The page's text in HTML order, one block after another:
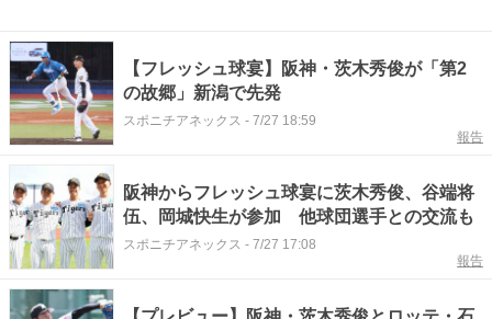
【フレッシュ球宴】阪神・茨木秀俊が「第2
の故郷」新潟で先発
スポニチアネックス - 7/27 18:59
報告
阪神からフレッシュ球宴に茨木秀俊、谷端将
伍、岡城快生が参加 他球団選手との交流も
スポニチアネックス - 7/27 17:08
報告